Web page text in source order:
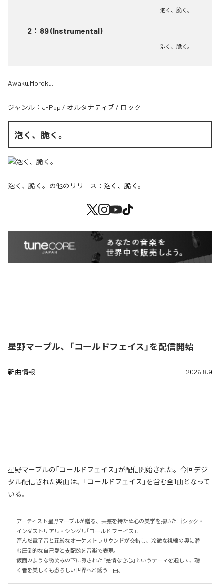
泡く、脆く。
2 ： 89 (Instrumental)
泡く、脆く。
Awaku,Moroku.
ジャンル： J-Pop / オルタナティブ / ロック
泡く、脆く。
泡く、脆く。 の他のリリース： 泡く、脆く。
星野マーブル、「コールドフェイス」を配信開始
新曲情報 2026.8.9
星野マーブルの「コールドフェイス」が配信開始された。今回デジ
タル配信された楽曲は、「コールドフェイス」を含む全1曲となって
いる。
アーティスト星野マーブルが贈る、共感を持たぬ心の美学を描いたゴシック・
インダストリアル・シングル「コールド フェイス」。
歪んだ電子音と荘厳なオーケストラサウンドが交錯し、冷徹な視線の奥に潜
む圧倒的な自己愛と支配欲を音楽で表現。
仮面のような微笑みの下に隠された「感情なき心」というテーマを通して、聴
く者を美しくも恐ろしい世界へと誘う一曲。